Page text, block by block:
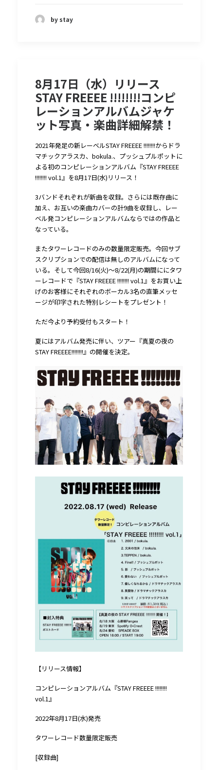
by stay
8月17日（水）リリース
STAY FREEEE !!!!!!!!コンピ
レーションアルバムジャケ
ット写真・楽曲詳細解禁！
2021年発足の新レーベルSTAY FREEEE !!!!!!!!からドラ
マチックアラスカ、bokula.、プッシュプルポットに
よる初のコンピレーションアルバム『STAY FREEEE
!!!!!!!! vol.1』を8月17日(水)リリース！
3バンドそれぞれが新曲を収録。さらには既存曲に
加え、お互いの楽曲カバーの計9曲を収録し、レー
ベル発コンピレーションアルバムならではの作品と
なっている。
またタワーレコードのみの数量限定販売。今回サブ
スクリプションでの配信は無しのアルバムになって
いる。そして今回8/16(火)～8/22(月)の期間ににタワ
ーレコードで『STAY FREEEE !!!!!!!! vol.1』をお買い上
げのお客様にそれぞれのボーカル3名の直筆メッセ
ージが印字された特別レシートをプレゼント！
ただ今より予約受付もスタート！
夏にはアルバム発売に伴い、ツアー『真夏の夜の
STAY FREEEE!!!!!!!!』の開催を決定。
【リリース情報】
コンピレーションアルバム『STAY FREEEE !!!!!!!!
vol.1』
2022年8月17日(水)発売
タワーレコード数量限定販売
[収録曲]